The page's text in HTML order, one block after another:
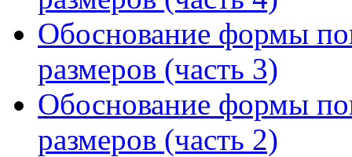
Обоснование формы
размеров (часть 3)
Обоснование формы
размеров (часть 2)